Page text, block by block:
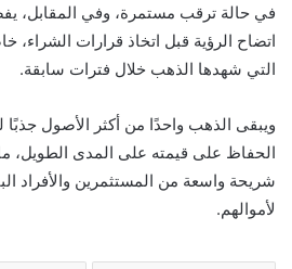
في حالة ترقب مستمرة، وفي المقابل،
اتضاح الرؤية قبل اتخاذ قرارات الشراء،
التي شهدها الذهب خلال فترات سابقة.
ويبقى الذهب واحدًا من أكثر الأصول جذبًا
الحفاظ على قيمته على المدى الطويل،
شريحة واسعة من المستثمرين والأفراد
لأموالهم.